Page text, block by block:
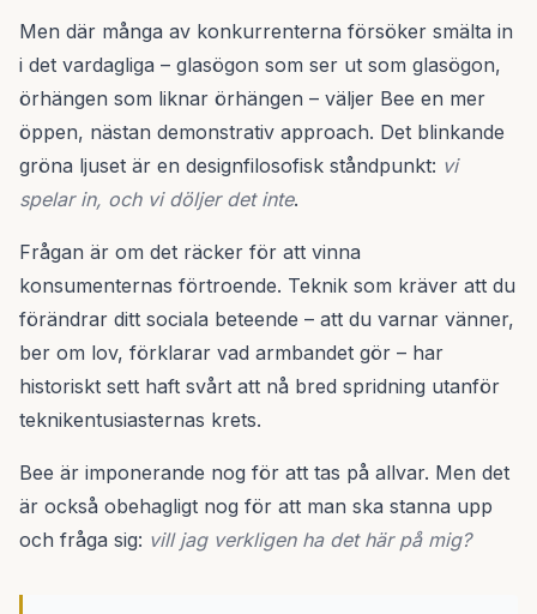
Men där många av konkurrenterna försöker smälta in
i det vardagliga – glasögon som ser ut som glasögon,
örhängen som liknar örhängen – väljer Bee en mer
öppen, nästan demonstrativ approach. Det blinkande
gröna ljuset är en designfilosofisk ståndpunkt: vi
spelar in, och vi döljer det inte.
Frågan är om det räcker för att vinna
konsumenternas förtroende. Teknik som kräver att du
förändrar ditt sociala beteende – att du varnar vänner,
ber om lov, förklarar vad armbandet gör – har
historiskt sett haft svårt att nå bred spridning utanför
teknikentusiasternas krets.
Bee är imponerande nog för att tas på allvar. Men det
är också obehagligt nog för att man ska stanna upp
och fråga sig: vill jag verkligen ha det här på mig?